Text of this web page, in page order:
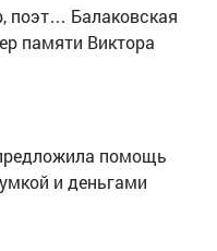
поэт… Балаковская
памяти Виктора
помощь
и деньгами